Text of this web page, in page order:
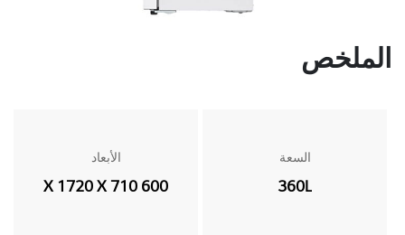
الملخص
السعة
360L
الأبعاد
600 X 1720 X 710